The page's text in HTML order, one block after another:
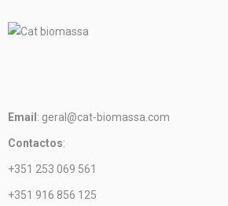
Email : geral@cat-biomassa.com
Contactos:
+351 253 069 561
+351 916 856 125